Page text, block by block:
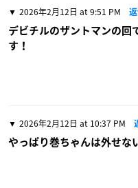
2026年2月12日 at 9:51 PM
デビチルのザントマンの回
す！
2026年2月12日 at 10:37 PM
やっぱり巻ちゃんは外せな